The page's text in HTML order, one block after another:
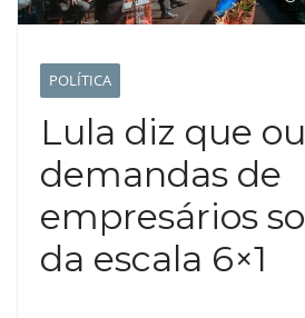
POLÍTICA
Lula diz que
demandas de
empresários
da escala 6×1